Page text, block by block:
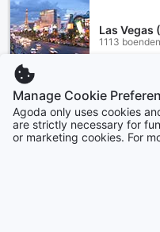
Las Vegas
1113 boenden
Manage Cookie
Agoda only uses cookies
are strictly necessary for
or marketing cookies. For